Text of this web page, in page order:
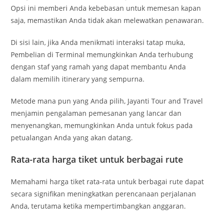
Opsi ini memberi Anda kebebasan untuk memesan kapan
saja, memastikan Anda tidak akan melewatkan penawaran.
Di sisi lain, jika Anda menikmati interaksi tatap muka,
Pembelian di Terminal memungkinkan Anda terhubung
dengan staf yang ramah yang dapat membantu Anda
dalam memilih itinerary yang sempurna.
Metode mana pun yang Anda pilih, Jayanti Tour and Travel
menjamin pengalaman pemesanan yang lancar dan
menyenangkan, memungkinkan Anda untuk fokus pada
petualangan Anda yang akan datang.
Rata-rata harga tiket untuk berbagai rute
Memahami harga tiket rata-rata untuk berbagai rute dapat
secara signifikan meningkatkan perencanaan perjalanan
Anda, terutama ketika mempertimbangkan anggaran.